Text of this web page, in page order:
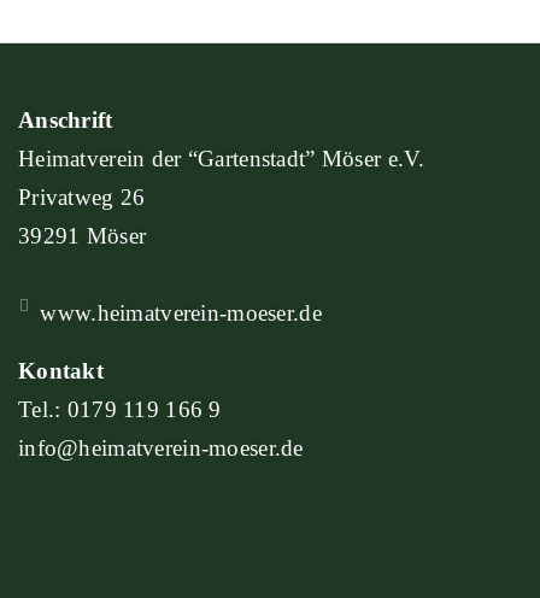
Anschrift
Heimatverein der “Gartenstadt” Möser e.V.
Privatweg 26
39291 Möser
www.heimatverein-moeser.de
Kontakt
Tel.: 0179 119 166 9
info@heimatverein-moeser.de